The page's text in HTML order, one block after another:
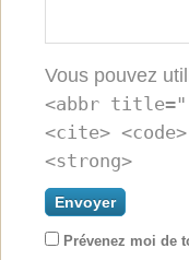
Vous pouvez
<abbr
<cite>
<strong>
Prévenez moi de